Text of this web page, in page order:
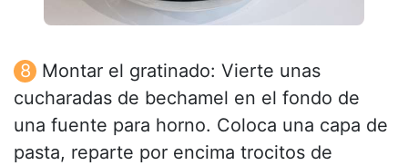
Montar el gratinado: Vierte unas
cucharadas de bechamel en el fondo de
una fuente para horno. Coloca una capa de
pasta, reparte por encima trocitos de